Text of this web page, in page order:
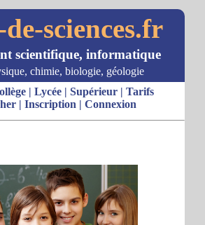
sciences.fr
scientifique, informatique
chimie, biologie, géologie
| Lycée| Supérieur| Tarifs
| Inscription | Connexion